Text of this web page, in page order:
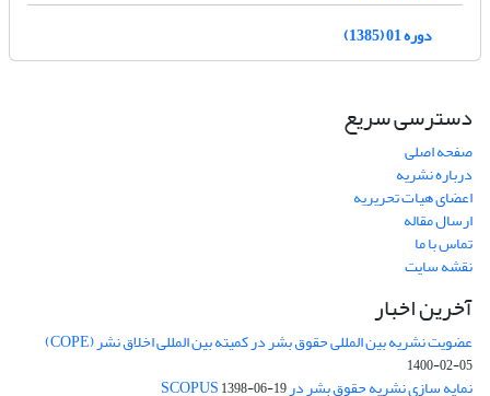
دوره 01 (1385)
دسترسی سریع
صفحه اصلی
درباره نشریه
اعضای هیات تحریریه
ارسال مقاله
تماس با ما
نقشه سایت
آخرین اخبار
عضویت نشریه بین المللی حقوق بشر در کمیته بین المللی اخلاق نشر (COPE)
1400-02-05
نمایه سازی نشریه حقوق بشر در SCOPUS1398-06-19